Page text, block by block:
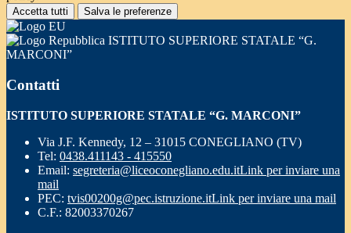
Accetta tutti Salva le preferenze
ISTITUTO SUPERIORE STATALE “G.
MARCONI”
Contatti
ISTITUTO SUPERIORE STATALE “G. MARCONI”
Via J.F. Kennedy, 12 – 31015 CONEGLIANO (TV)
Tel: 0438.411143 - 415550
Email: segreteria@liceoconegliano.edu.itLink per inviare una
mail
PEC: tvis00200g@pec.istruzione.itLink per inviare una mail
C.F.: 82003370267